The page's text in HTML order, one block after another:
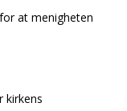
at menigheten
kirkens